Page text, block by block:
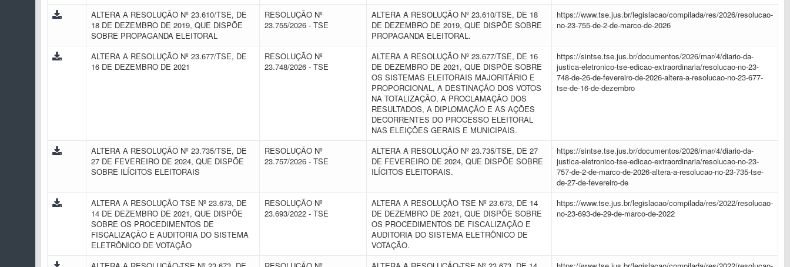
ALTERA A RESOLUÇÃO Nº 23.610/TSE, DE
18 DE DEZEMBRO DE 2019, QUE DISPÕE
SOBRE PROPAGANDA ELEITORAL
RESOLUÇÃO Nº
23.755/2026 - TSE
ALTERA A RESOLUÇÃO Nº 23.610/TSE, DE 18
DE DEZEMBRO DE 2019, QUE DISPÕE SOBRE
PROPAGANDA ELEITORAL.
https://www.tse.jus.br/legislacao/compilada/res/2026/resolucao-
no-23-755-de-2-de-marco-de-2026
ALTERA A RESOLUÇÃO Nº 23.677/TSE, DE
16 DE DEZEMBRO DE 2021
RESOLUÇÃO Nº
23.748/2026 - TSE
ALTERA A RESOLUÇÃO Nº 23.677/TSE, DE 16
DE DEZEMBRO DE 2021, QUE DISPÕE SOBRE
OS SISTEMAS ELEITORAIS MAJORITÁRIO E
PROPORCIONAL, A DESTINAÇÃO DOS VOTOS
NA TOTALIZAÇÃO, A PROCLAMAÇÃO DOS
RESULTADOS, A DIPLOMAÇÃO E AS AÇÕES
DECORRENTES DO PROCESSO ELEITORAL
NAS ELEIÇÕES GERAIS E MUNICIPAIS.
https://sintse.tse.jus.br/documentos/2026/mar/4/diario-da-
justica-eletronico-tse-edicao-extraordinaria/resolucao-no-23-
748-de-26-de-fevereiro-de-2026-altera-a-resolucao-no-23-677-
tse-de-16-de-dezembro
ALTERA A RESOLUÇÃO Nº 23.735/TSE, DE
27 DE FEVEREIRO DE 2024, QUE DISPÕE
SOBRE ILÍCITOS ELEITORAIS
RESOLUÇÃO Nº
23.757/2026 - TSE
ALTERA A RESOLUÇÃO Nº 23.735/TSE, DE 27
DE FEVEREIRO DE 2024, QUE DISPÕE SOBRE
ILÍCITOS ELEITORAIS.
https://sintse.tse.jus.br/documentos/2026/mar/4/diario-da-
justica-eletronico-tse-edicao-extraordinaria/resolucao-no-23-
757-de-2-de-marco-de-2026-altera-a-resolucao-no-23-735-tse-
de-27-de-fevereiro-de
ALTERA A RESOLUÇÃO TSE Nº 23.673, DE
14 DE DEZEMBRO DE 2021, QUE DISPÕE
SOBRE OS PROCEDIMENTOS DE
FISCALIZAÇÃO E AUDITORIA DO SISTEMA
ELETRÔNICO DE VOTAÇÃO
RESOLUÇÃO Nº
23.693/2022 - TSE
ALTERA A RESOLUÇÃO TSE Nº 23.673, DE 14
DE DEZEMBRO DE 2021, QUE DISPÕE SOBRE
OS PROCEDIMENTOS DE FISCALIZAÇÃO E
AUDITORIA DO SISTEMA ELETRÔNICO DE
VOTAÇÃO.
https://www.tse.jus.br/legislacao/compilada/res/2022/resolucao-
no-23-693-de-29-de-marco-de-2022